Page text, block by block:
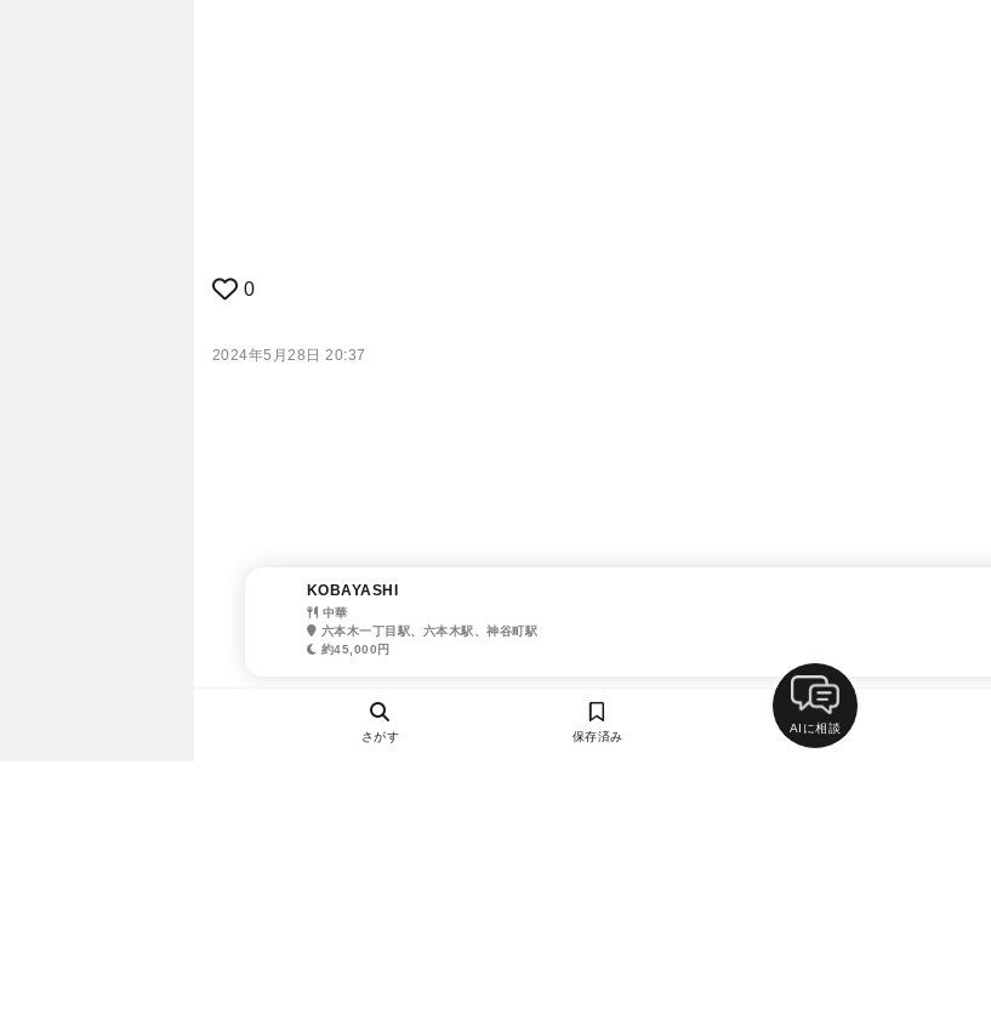
0
2024年5月28日 20:37
KOBAYASHI
中華
六本木一丁目駅、六本木駅、神谷町駅
約45,000円
さがす 保存済み
AIに相談